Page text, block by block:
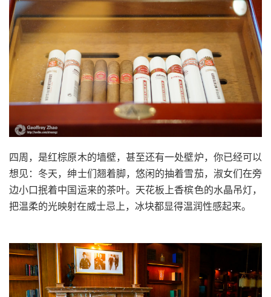
四周，是红棕原木的墙壁，甚至还有一处壁炉，你已经可以
想见：冬天，绅士们翘着脚，悠闲的抽着雪茄，淑女们在旁
边小口抿着中国运来的茶叶。天花板上香槟色的水晶吊灯，
把温柔的光映射在威士忌上，冰块都显得温润性感起来。